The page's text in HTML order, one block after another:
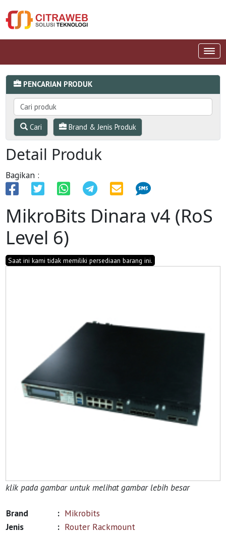
PENCARIAN PRODUK
Cari Brand & Jenis Produk
Detail Produk
Bagikan :
MikroBits Dinara v4 (RoS
Level 6)
Saat ini kami tidak memiliki persediaan barang ini.
klik pada gambar untuk melihat gambar lebih besar
Brand : Mikrobits
Jenis
: Router Rackmount